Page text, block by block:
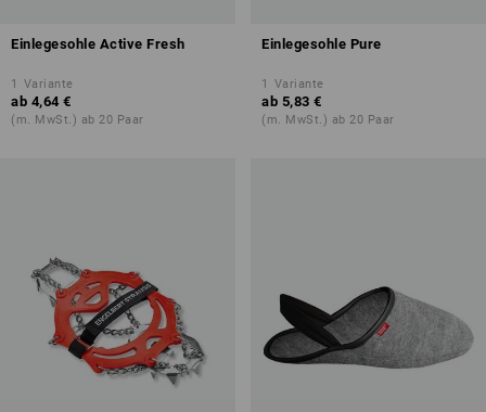
Einlegesohle Active Fresh
1 Variante
ab 4,64 €
(m. MwSt.) ab 20 Paar
Einlegesohle Pure
1 Variante
ab 5,83 €
(m. MwSt.) ab 20 Paar